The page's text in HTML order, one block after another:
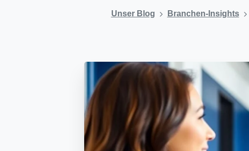
Unser Blog Branchen-Insights